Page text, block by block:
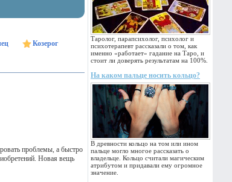
Таролог, парапсихолог, психолог и
психотерапевт рассказали о том, как
именно «работает» гадание на Таро, и
стоит ли доверять результатам на 100%.
На каком пальце носить кольцо?
В древности кольцо на том или ином
пальце могло многое рассказать о
владельце. Кольцо считали магическим
атрибутом и придавали ему огромное
значение.
Козерог
проблемы, а быстро
Новая вещь